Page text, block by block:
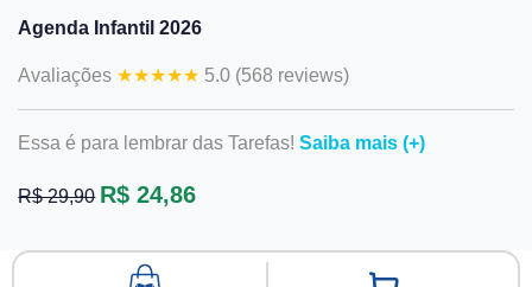
Agenda Infantil 2026
Avaliações ★★★★★ 5.0 (568 reviews)
Essa é para lembrar das Tarefas!Saiba mais (+)
R$ 29,90 R$ 24,86